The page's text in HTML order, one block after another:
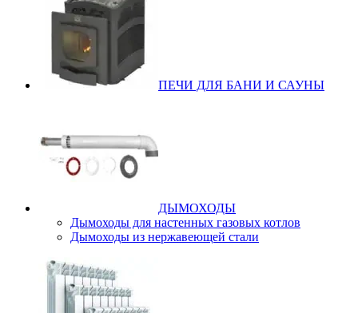
ПЕЧИ ДЛЯ БАНИ И САУНЫ
ДЫМОХОДЫ
Дымоходы для настенных газовых котлов
Дымоходы из нержавеющей стали